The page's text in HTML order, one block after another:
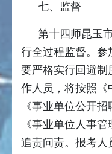
七、监督
第十四师昆玉
行全过程监督。参
要严格实行回避制
作人员，将按照《
《事业单位公开
《事业单位人事
追责问责。报考人